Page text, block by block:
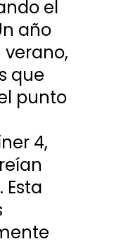
el
año
verano,
que
punto
4,